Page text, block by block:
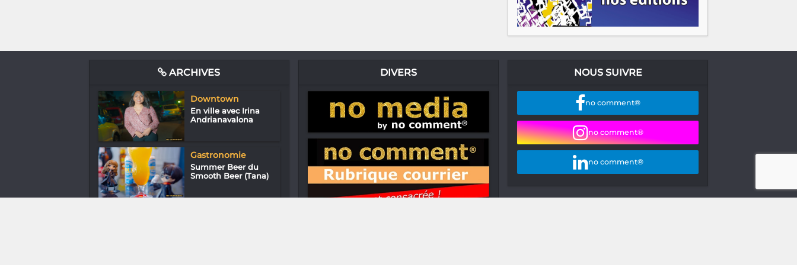
ARCHIVES
Downtown
En ville avec Irina
Andrianavalona
Gastronomie
Summer Beer du
Smooth Beer (Tana)
DIVERS NOUS SUIVRE
no comment®
no comment®
no comment®